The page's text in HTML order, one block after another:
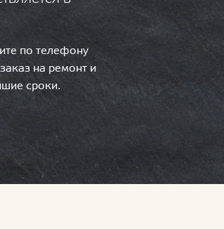
по телефону
на ремонт и
сроки.